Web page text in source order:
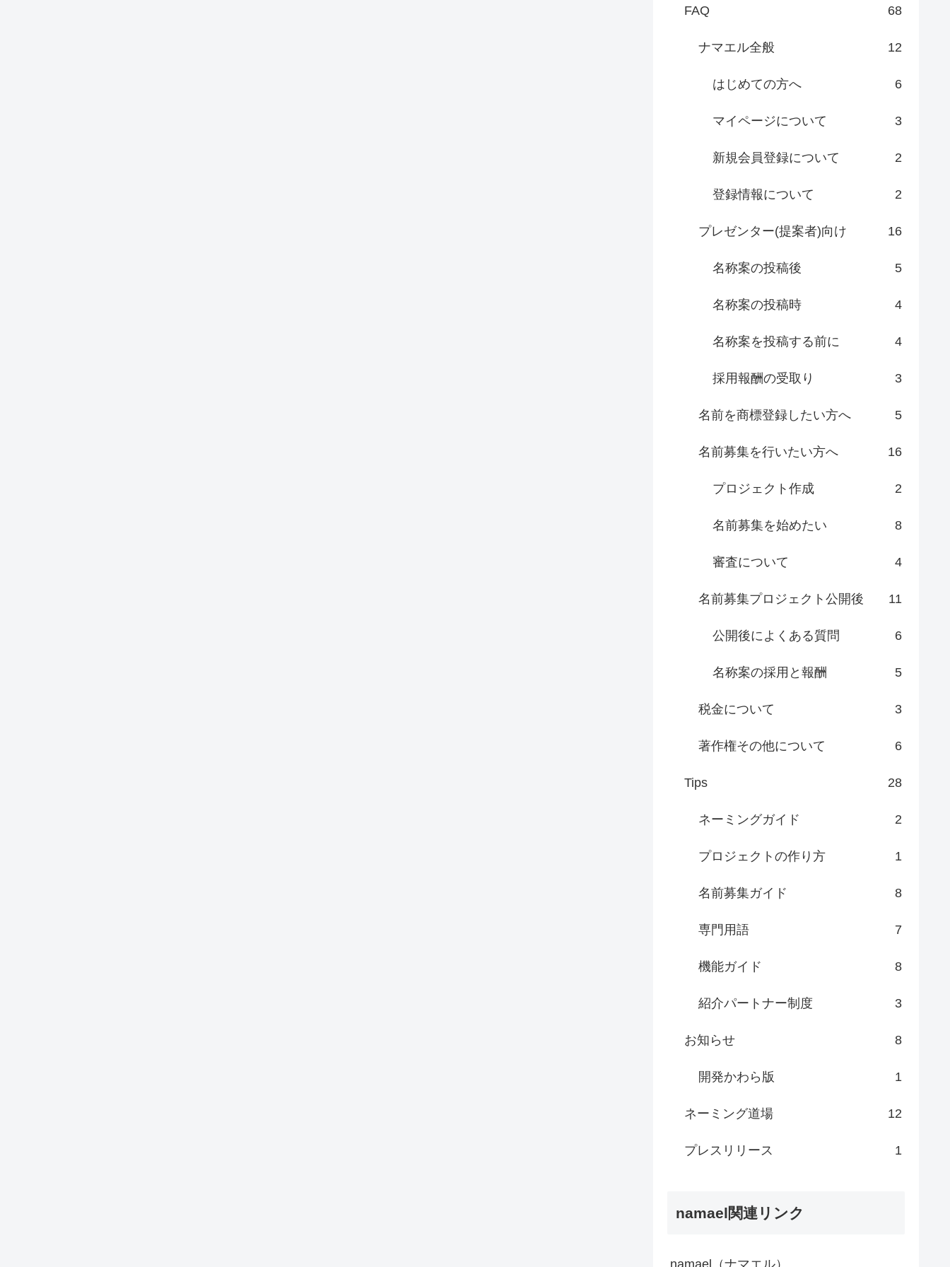
FAQ 68
ナマエル全般 12
はじめての方へ 6
マイページについて 3
新規会員登録について 2
登録情報について 2
プレゼンター(提案者)向け 16
名称案の投稿後 5
名称案の投稿時 4
名称案を投稿する前に 4
採用報酬の受取り 3
名前を商標登録したい方へ 5
名前募集を行いたい方へ 16
プロジェクト作成 2
名前募集を始めたい 8
審査について 4
名前募集プロジェクト公開後 11
公開後によくある質問 6
名称案の採用と報酬 5
税金について 3
著作権その他について 6
Tips 28
ネーミングガイド 2
プロジェクトの作り方 1
名前募集ガイド 8
専門用語 7
機能ガイド 8
紹介パートナー制度 3
お知らせ 8
開発かわら版 1
ネーミング道場 12
プレスリリース 1
namael関連リンク